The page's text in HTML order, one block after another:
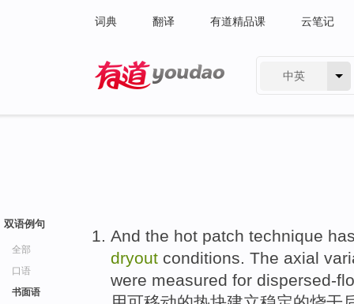
词典 翻译 有道精品课 云笔记
中英
双语例句
全部
口语
书面语
And the hot patch technique
dryout conditions. The axial
were measured for dispersed-